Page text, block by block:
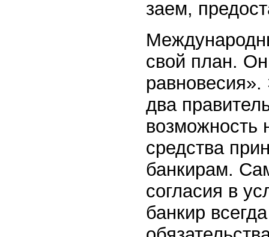
заем,
свой план.
два
возможность
средства
банкирам.
согласия в
банкир